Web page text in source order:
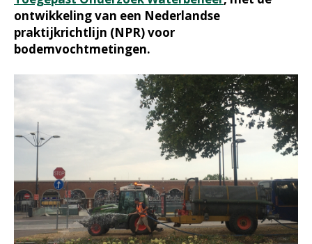
ontwikkeling van een Nederlandse
praktijkrichtlijn (NPR) voor
bodemvochtmetingen.